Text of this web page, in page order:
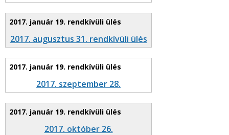
2017. augusztus 31. rendkívüli ülés
2017. szeptember 28.
2017. október 26.